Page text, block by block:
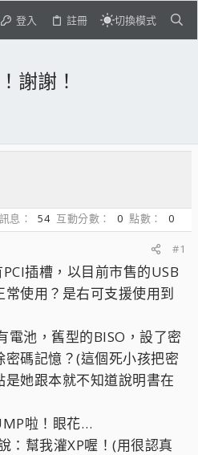
登入 註冊 切換模式
謝謝！
訊息 54 互動分數 0 點數
0
#1
插槽，以目前市售的USB
使用？是右可支援使用到
池，舊型的BISO，設了密
碼記憶？(這個死小孩把密
她跟本就不知道說明書在
啦！眼花…
：幫我灌XP喔！(用很認真